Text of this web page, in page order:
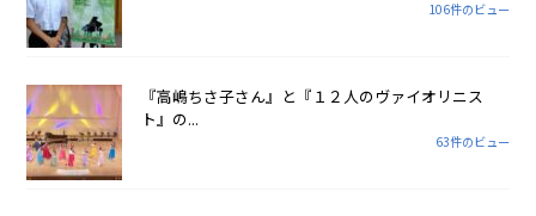
106件のビュー
『高嶋ちさ子さん』と『１２人のヴァイオリニス
ト』の...
63件のビュー